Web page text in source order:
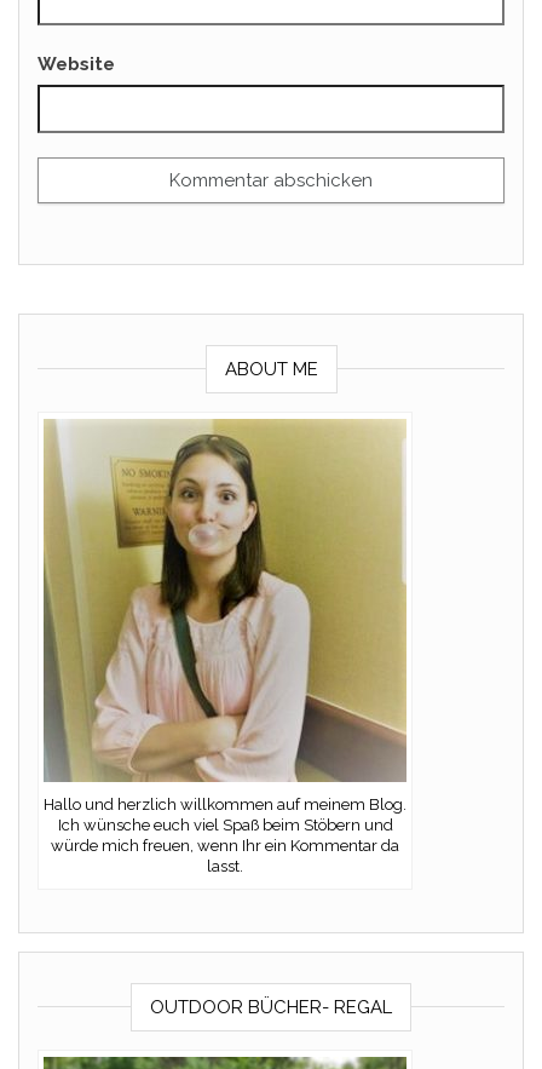
Website
ABOUT ME
Hallo und herzlich willkommen auf meinem Blog.
Ich wünsche euch viel Spaß beim Stöbern und
würde mich freuen, wenn Ihr ein Kommentar da
lasst.
OUTDOOR BÜCHER- REGAL